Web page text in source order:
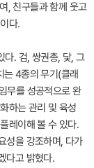
, 친구들과 함께 웃고
다.
다. 검, 쌍권총, 닻, 그
는 4종의 무기(클래
무를 성공적으로 완
하는 관리 및 육성
레이해 볼 수 있다.
성을 강조하며, 다가
다고 밝혔다.